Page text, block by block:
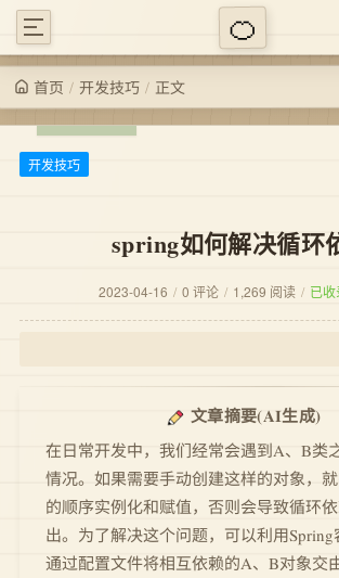
首页 / 开发技巧 / 正文
开发技巧
spring如何解决循环
2023-04-16 / 0 评论 / 1,269 阅读 / 已收
文章摘要(AI生成)
在日常开发中，我们经常会遇到A、B类
情况。如果需要手动创建这样的对象，
的顺序实例化和赋值，否则会导致循环
出。为了解决这个问题，可以利用Spring
通过配置文件将相互依赖的A、B对象交